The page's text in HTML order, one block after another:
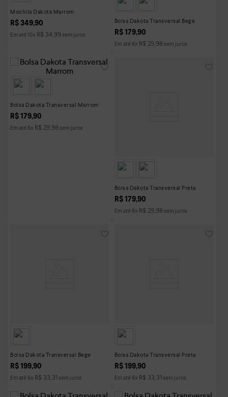
Mochila Dakota Marrom
R$ 349,90
Em até 10x R$ 34,99 sem juros
Bolsa Dakota Transversal Bege
R$ 179,90
Em até 6x R$ 29,98 sem juros
Bolsa Dakota Transversal Marrom
R$ 179,90
Em até 6x R$ 29,98 sem juros
Bolsa Dakota Transversal Preta
R$ 179,90
Em até 6x R$ 29,98 sem juros
Bolsa Dakota Transversal Bege
R$ 199,90
Em até 6x R$ 33,31 sem juros
Bolsa Dakota Transversal Preta
R$ 199,90
Em até 6x R$ 33,31 sem juros